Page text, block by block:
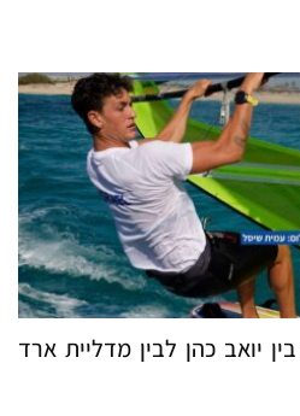
יואב כהן לבין מדליית ארד